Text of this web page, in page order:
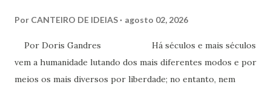
Por CANTEIRO DE IDEIAS agosto 02, 2026
Por Doris Gandres Há séculos e mais séculos
vem a humanidade lutando dos mais diferentes modos e por
meios os mais diversos por liberdade; no entanto, nem